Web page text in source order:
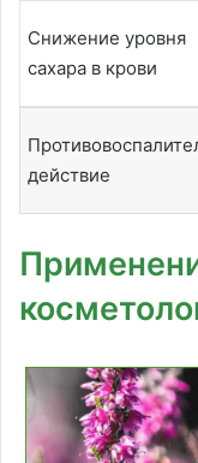
Снижение уровня
сахара в крови
действие